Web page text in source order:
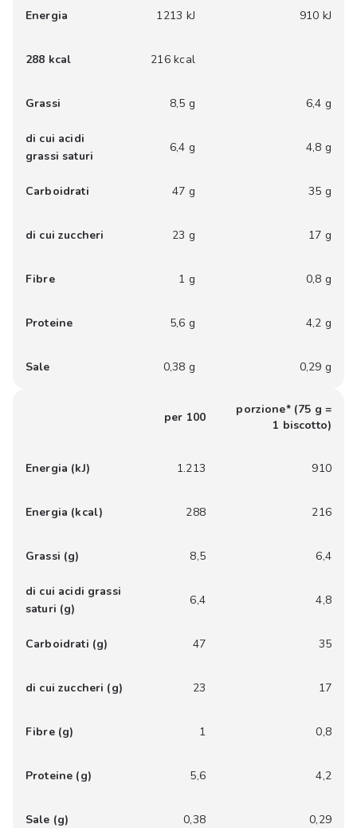
Energia 1213 kJ 910 kJ
288 kcal 216 kcal
Grassi 8,5 g 6,4 g
di cui acidi
grassi saturi
6,4 g 4,8 g
Carboidrati 47 g 35 g
di cui zuccheri 23 g 17 g
Fibre 1 g 0,8 g
Proteine 5,6 g 4,2 g
Sale 0,38 g 0,29 g
per 100
porzione* (75 g =
1 biscotto)
Energia (kJ) 1.213 910
Energia (kcal) 288 216
Grassi (g) 8,5 6,4
di cui acidi grassi
saturi (g)
6,4 4,8
Carboidrati (g) 47 35
di cui zuccheri (g) 23 17
Fibre (g) 1 0,8
Proteine (g) 5,6 4,2
Sale (g) 0,38 0,29